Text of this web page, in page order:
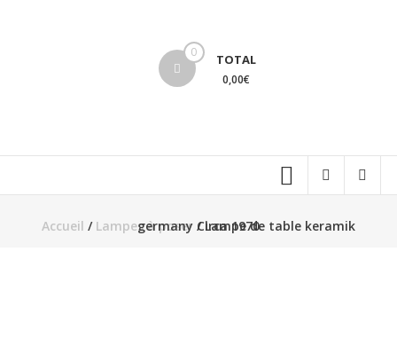
lucinevintage 0 TOTAL
0,00€
Accueil / Lampes à poser
/ Lampe de table keramik germany Circa 1970